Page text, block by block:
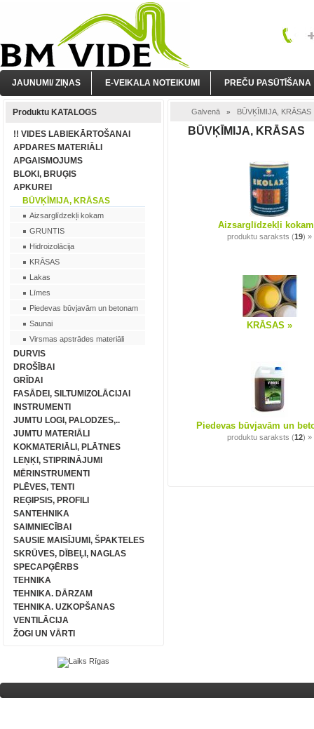
JAUNUMI/ ZIŅAS E-VEIKALA NOTEIKUMI PREČU PASŪTĪŠANA
Produktu KATALOGS
!! VIDES LABIEKĀRTOŠANAI
APDARES MATERIĀLI
APGAISMOJUMS
BLOKI, BRUĢIS
APKUREI
BŪVĶĪMIJA, KRĀSAS
Aizsarglīdzekļi kokam
GRUNTIS
Hidroizolācija
KRĀSAS
Lakas
Līmes
Piedevas būvjavām un betonam
Saunai
Virsmas apstrādes materiāli
DURVIS
DROŠĪBAI
GRĪDAI
FASĀDEI, SILTUMIZOLĀCIJAI
INSTRUMENTI
JUMTU LOGI, PALODZES,..
JUMTU MATERIĀLI
KOKMATERIĀLI, PLĀTNES
LEŅĶI, STIPRINĀJUMI
MĒRINSTRUMENTI
PLĒVES, TENTI
REĢIPSIS, PROFILI
SANTEHNIKA
SAIMNIECĪBAI
SAUSIE MAISĪJUMI, ŠPAKTELES
SKRŪVES, DĪBEĻI, NAGLAS
SPECAPĢĒRBS
TEHNIKA
TEHNIKA. DĀRZAM
TEHNIKA. UZKOPŠANAS
VENTILĀCIJA
ŽOGI UN VĀRTI
Galvenā » BŪVĶĪMIJA, KRĀSAS
BŪVĶĪMIJA, KRĀSAS
Aizsarglīdzekļi
produktu saraksts (19) »
KRĀSAS »
Piedevas būvjavām un
produktu saraksts (12) »